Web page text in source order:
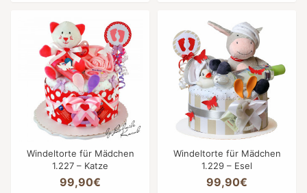
Windeltorte für Mädchen
1.227 – Katze
99,90€
Windeltorte für Mädchen
1.229 – Esel
99,90€